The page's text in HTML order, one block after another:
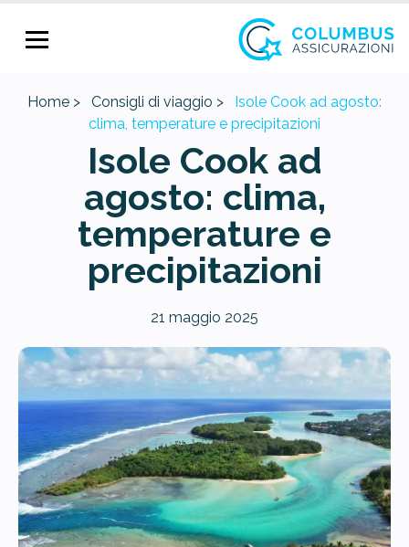
Home > Consigli di viaggio >
Isole Cook ad agosto:
clima, temperature e precipitazioni
Isole Cook ad
agosto: clima,
temperature e
precipitazioni
21 maggio 2025